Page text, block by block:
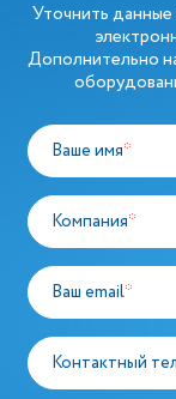
Уточнить
Дополнительно
Ваше имя*
Компания*
Ваш email*
Контактный